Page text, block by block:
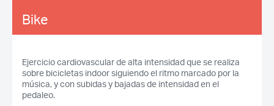
Bike
Ejercicio cardiovascular de alta intensidad que se realiza
sobre bicicletas indoor siguiendo el ritmo marcado por la
música, y con subidas y bajadas de intensidad en el
pedaleo.